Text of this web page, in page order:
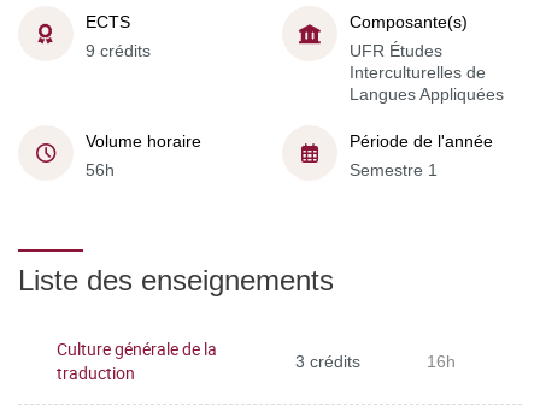
ECTS
9 crédits
Composante(s)
UFR Études
Interculturelles de
Langues Appliquées
Volume horaire
56h
Période de l'année
Semestre 1
Liste des enseignements
Culture générale de la
traduction
3 crédits 16h